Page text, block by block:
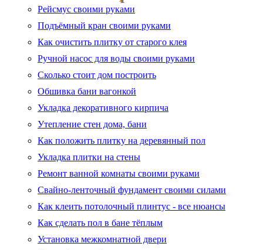
Рейсмус своими руками
Подъёмный кран своими руками
Как очистить плитку от старого клея
Ручной насос для воды своими руками
Сколько стоит дом построить
Обшивка бани вагонкой
Укладка декоративного кирпича
Утепление стен дома, бани
Как положить плитку на деревянный пол
Укладка плитки на стены
Ремонт ванной комнаты своими руками
Свайно-ленточный фундамент своими силами
Как клеить потолочный плинтус - все нюансы
Как сделать пол в бане тёплым
Установка межкомнатной двери